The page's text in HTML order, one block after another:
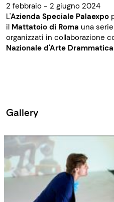
2 febbraio - 2 giugno 2024
L'Azienda Speciale Palaexpo
il Mattatoio di Roma una
organizzati in collaborazione
Nazionale d'Arte
Gallery